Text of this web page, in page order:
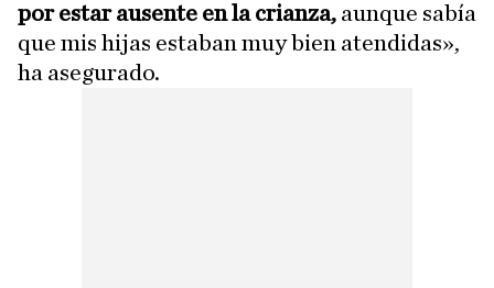
por estar ausente en la crianza, aunque sabía
que mis hijas estaban muy bien atendidas»,
ha asegurado.